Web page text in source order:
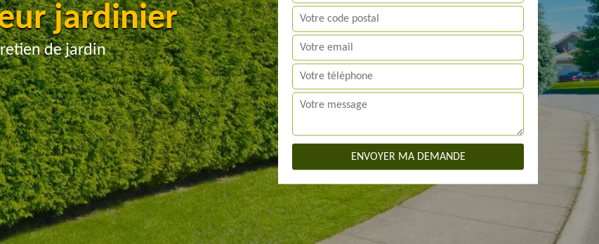
jardinier
de jardin